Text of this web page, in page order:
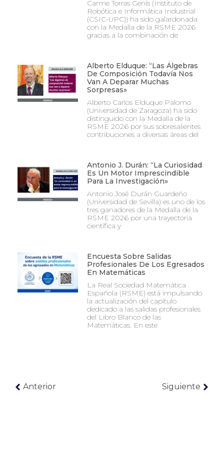
Carme Torras Genís (Instituto de
Robótica e Informática Industrial
(CSIC-UPC)) ha sido galardonada
con la Medalla de la RSME 2026
gracias a la combinación de
Alberto Elduque: “Las Álgebras
De Composición Todavía Nos
Van A Deparar Muchas
Sorpresas»
Alberto Carlos Elduque Palomo
(Universidad de Zaragoza) ha sido
distinguido con la Medalla de la
RSME 2026 por sus sobresalientes
contribuciones a diversas áreas del
Antonio J. Durán: “La Curiosidad
Es Un Motor Imprescindible
Para La Investigación»
Antonio José Durán Guardeño
(Universidad de Sevilla) es uno de los
tres ganadores de la Medalla de la
RSME 2026 por una trayectoria
científica y
Encuesta Sobre Salidas
Profesionales De Los Egresados
En Matemáticas
La Real Sociedad Matemática
Española (RSME) está impulsando
la actualización del capítulo
dedicado a las salidas profesionales
del Libro Blanco de las
Matemáticas. En este
Anterior Siguiente